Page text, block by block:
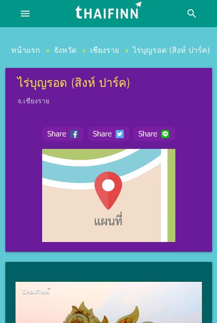
menu search
หน้าแรก » จังหวัด » เชียงราย »ไร่บุญรอด (สิงห์ ปาร์ค)
ไร่บุญรอด (สิงห์ ปาร์ค)
จ.เชียงราย